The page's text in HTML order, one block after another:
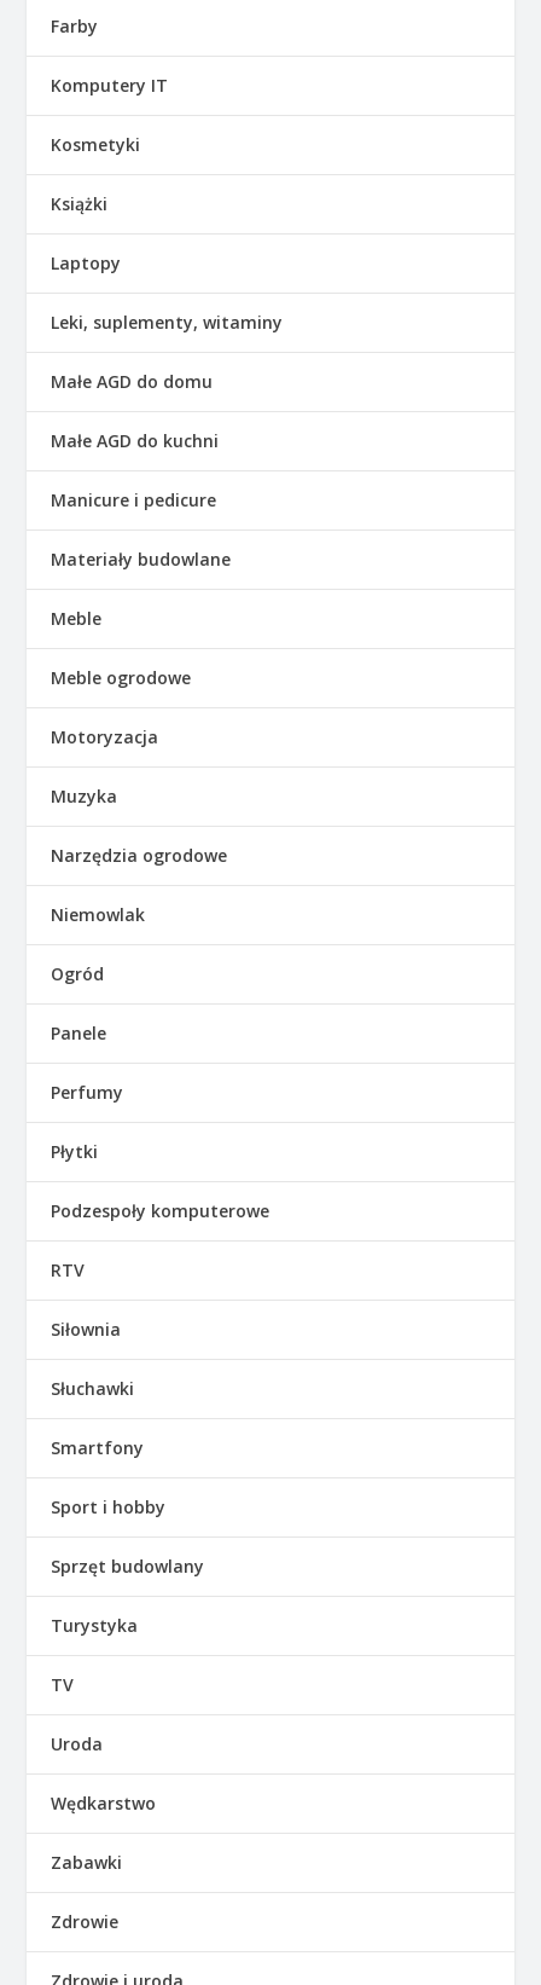
Farby
Komputery IT
Kosmetyki
Książki
Laptopy
Leki, suplementy, witaminy
Małe AGD do domu
Małe AGD do kuchni
Manicure i pedicure
Materiały budowlane
Meble
Meble ogrodowe
Motoryzacja
Muzyka
Narzędzia ogrodowe
Niemowlak
Ogród
Panele
Perfumy
Płytki
Podzespoły komputerowe
RTV
Siłownia
Słuchawki
Smartfony
Sport i hobby
Sprzęt budowlany
Turystyka
TV
Uroda
Wędkarstwo
Zabawki
Zdrowie